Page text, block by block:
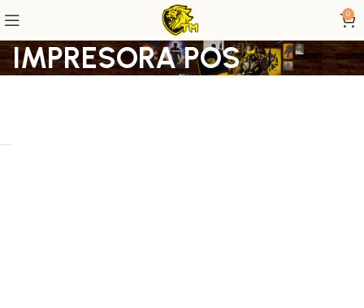
0
IMPRESORA POS